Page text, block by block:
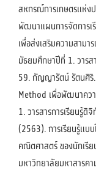
สหกรณ์การเกษตรแห่ง
พัฒนาแผนการจัดการเ
เพื่อส่งเสริมความสาม
มัธยมศึกษาปีที่ 1. วาร
59. กัญญารัตน์ รัตนศิริ
Method เพื่อพัฒนาคว
1. วารสารการเรียนรู้
(2563). การเรียนรู้แบ
คณิตศาสตร์ ของนักเรี
มหาวิทยาลัยมหาสารค